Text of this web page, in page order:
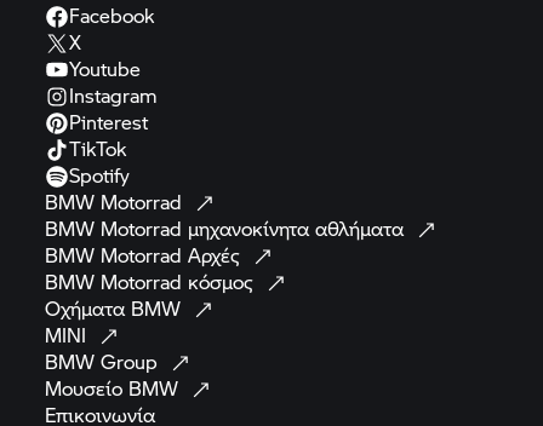
Facebook
X
Youtube
Instagram
Pinterest
TikTok
Spotify
BMW Motorrad
BMW Motorrad μηχανοκίνητααθλήματα
BMW Motorrad Αρχές
BMW Motorrad κόσμος
Οχήματα BMW
MINI
BMWGroup
Μουσείο BMW
Επικοινωνία